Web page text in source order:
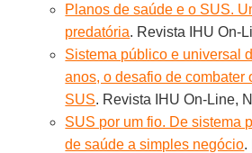
Planos de saúde e o SUS.
predatória. Revista IHU On-
Sistema público e universal
anos, o desafio de combater
SUS. Revista IHU On-Line,
SUS por um fio. De sistema
de saúde a simples negócio.